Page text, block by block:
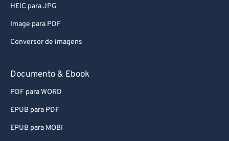
HEIC para JPG
Image para PDF
Conversor de imagens
Documento & Ebook
PDF para WORD
EPUB para PDF
EPUB para MOBI